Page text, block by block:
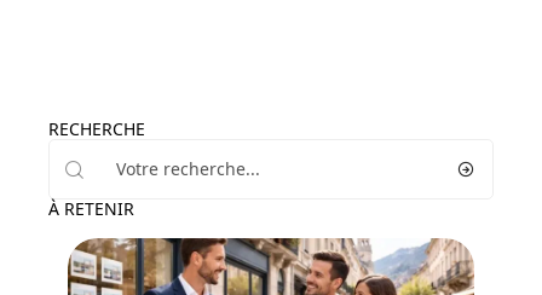
RECHERCHE
À RETENIR